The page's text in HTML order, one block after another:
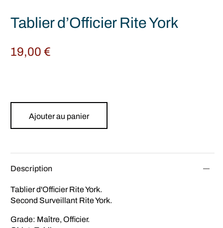
Tablier d’Officier Rite York
19,00€
Ajouter au panier
Description
Tablier d'Officier Rite York.
Second Surveillant Rite York.
Grade: Maître, Officier.